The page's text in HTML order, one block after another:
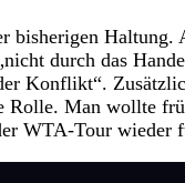
bisherigen
durch das
Konflikt“.
Man wollte
WTA-Tour wieder